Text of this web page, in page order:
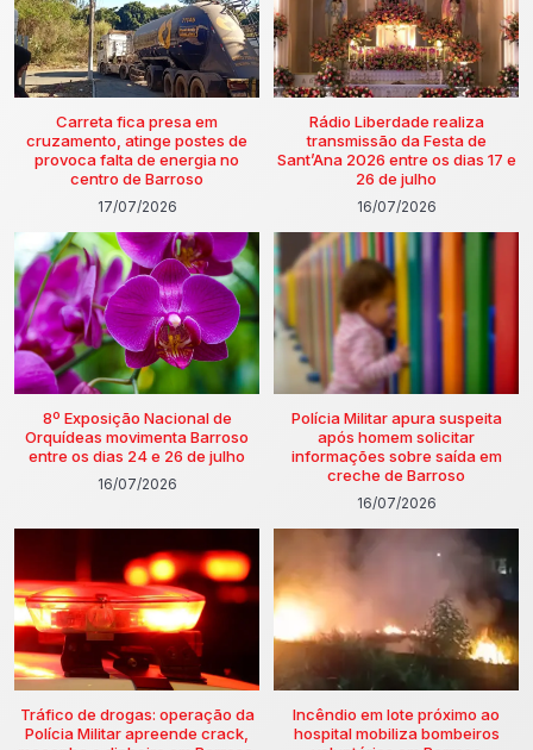
Carreta fica presa em
cruzamento, atinge postes de
provoca falta de energia no
centro de Barroso
17/07/2026
Rádio Liberdade realiza
transmissão da Festa de
Sant’Ana 2026 entre os dias 17 e
26 de julho
16/07/2026
8º Exposição Nacional de
Orquídeas movimenta Barroso
entre os dias 24 e 26 de julho
16/07/2026
Polícia Militar apura suspeita
após homem solicitar
informações sobre saída em
creche de Barroso
16/07/2026
Tráfico de drogas: operação da
Polícia Militar apreende crack,
Incêndio em lote próximo ao
hospital mobiliza bombeiros